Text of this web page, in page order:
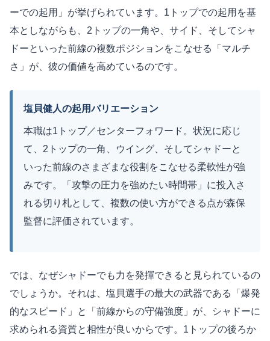
ーでの起用」が挙げられています。1トップでの起用を基
本としながらも、2トップの一角や、サイド、そしてシャ
ドーといった前線の複数ポジションをこなせる「マルチ
さ」が、彼の価値を高めているのです。
塩貝健人の起用バリエーション
本職は1トップ／センターフォワード。状況に応じ
て、2トップの一角、ウイング、そしてシャドーと
いった前線のさまざまな役割をこなせる柔軟性が強
みです。「攻撃の圧力を強めたい時間帯」に投入さ
れる切り札として、複数の使い方ができる点が森保
監督に評価されています。
では、なぜシャドーでも力を発揮できると見られているの
でしょうか。それは、塩貝選手の最大の武器である「爆発
的なスピード」と「前線からの守備強度」が、シャドーに
求められる資質と相性が良いからです。1トップの後ろか